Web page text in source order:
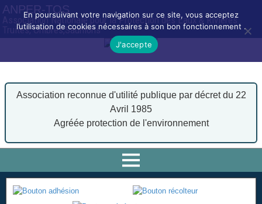
ANPER-TOS
Association Nationale pour la Protection des Eaux & Rivières
Truites, Ombres,Saumons
Association reconnue d'utilité publique par décret du 22
Avril 1985
Agréée protection de l'environnement
En poursuivant votre navigation sur ce site, vous acceptez
l’utilisation de cookies nécessaires à son bon fonctionnement .
J'accepte